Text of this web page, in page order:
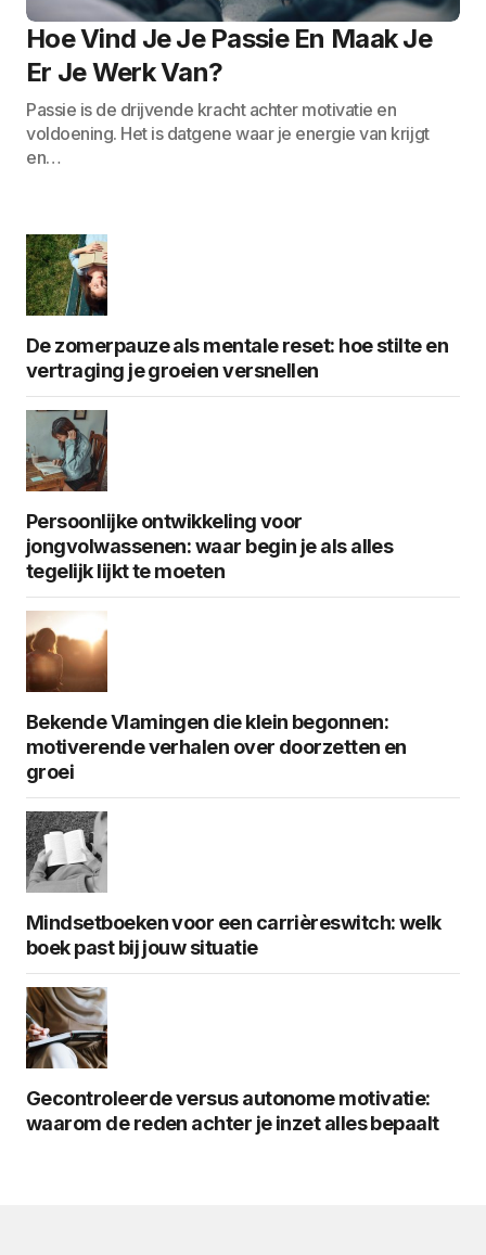
Hoe Vind Je Je Passie En Maak Je
Er Je Werk Van?
Passie is de drijvende kracht achter motivatie en
voldoening. Het is datgene waar je energie van krijgt
en…
De zomerpauze als mentale reset: hoe stilte en
vertraging je groeien versnellen
Persoonlijke ontwikkeling voor
jongvolwassenen: waar begin je als alles
tegelijk lijkt te moeten
Bekende Vlamingen die klein begonnen:
motiverende verhalen over doorzetten en
groei
Mindsetboeken voor een carrièreswitch: welk
boek past bij jouw situatie
Gecontroleerde versus autonome motivatie:
waarom de reden achter je inzet alles bepaalt